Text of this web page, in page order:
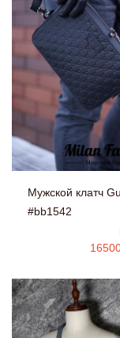
Мужской клатч
#bb1542